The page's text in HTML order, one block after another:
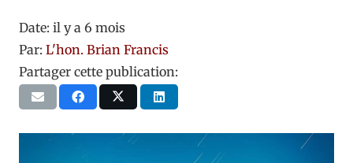
Date: il y a 6 mois
Par: L'hon. Brian Francis
Partager cette publication: